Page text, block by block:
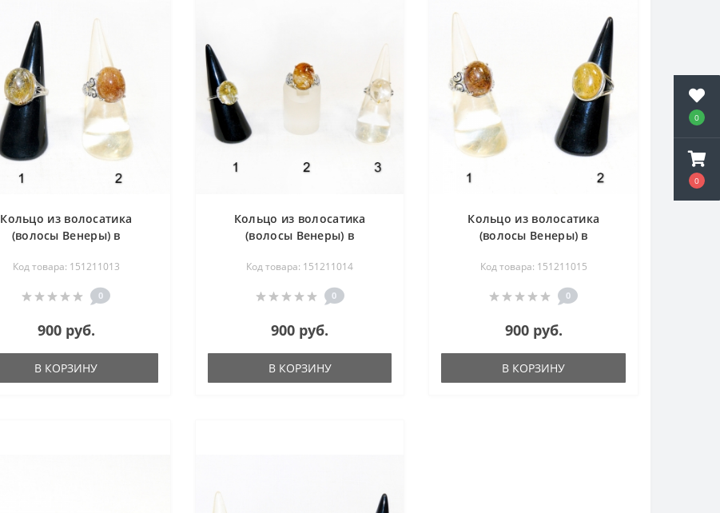
0
0
Кольцо из волосатика
(волосы Венеры) в
Код товара: 151211013
0
900 руб.
В КОРЗИНУ
Кольцо из волосатика
(волосы Венеры) в
Код товара: 151211014
0
900 руб.
В КОРЗИНУ
Кольцо из волосатика
(волосы Венеры) в
Код товара: 151211015
0
900 руб.
В КОРЗИНУ